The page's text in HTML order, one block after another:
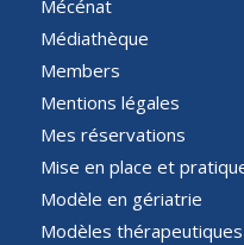
Mécénat
Médiathèque
Members
Mentions légales
Mes réservations
Mise en place et
Modèle en gériatrie
Modèles thérapeutiques